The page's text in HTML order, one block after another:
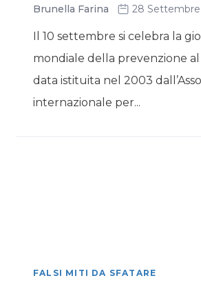
Brunella Farina 28 Settembre
Il 10 settembre si celebra la
mondiale della prevenzione al
data istituita nel 2003
internazionale per...
FALSI MITI DA SFATARE